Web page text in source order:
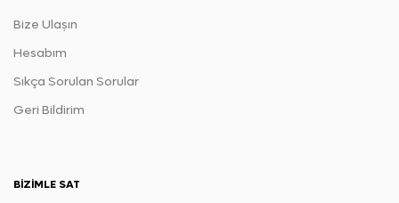
Bize Ulaşın
Hesabım
Sıkça Sorulan Sorular
Geri Bildirim
BIZIMLE SAT